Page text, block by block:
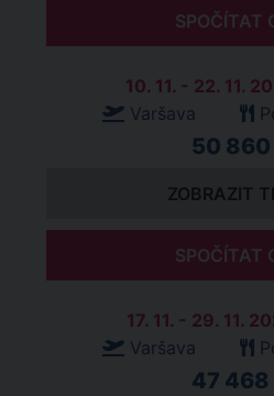
SPOČÍTAT
10. 11. - 22. 11.
Varšava
50 860
ZOBRAZIT
SPOČÍTAT
17. 11. - 29. 11.
Varšava
47 468